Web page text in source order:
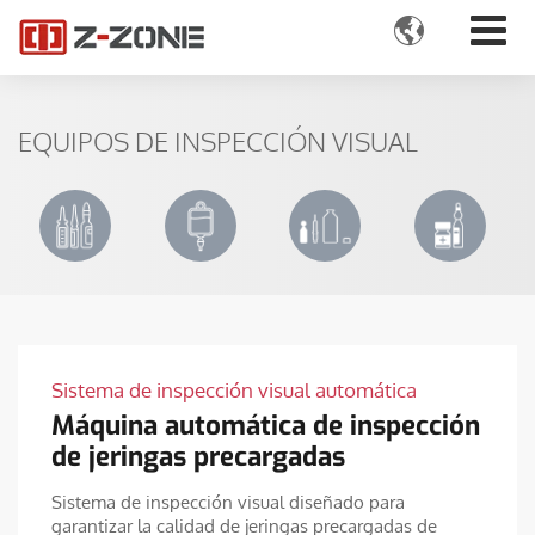

EQUIPOS DE INSPECCIÓN VISUAL
Sistema de inspección visual automática
Máquina automática de inspección
de jeringas precargadas
Sistema de inspección visual diseñado para
garantizar la calidad de jeringas precargadas de